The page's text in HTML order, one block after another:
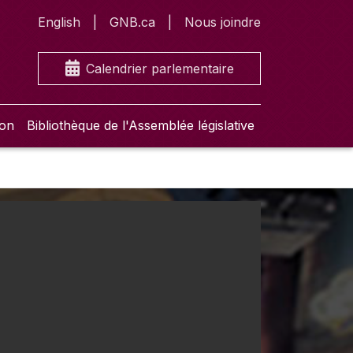
English GNB.ca Nous joindre
Calendrier parlementaire
Bibliothèque de l'Assemblée législative